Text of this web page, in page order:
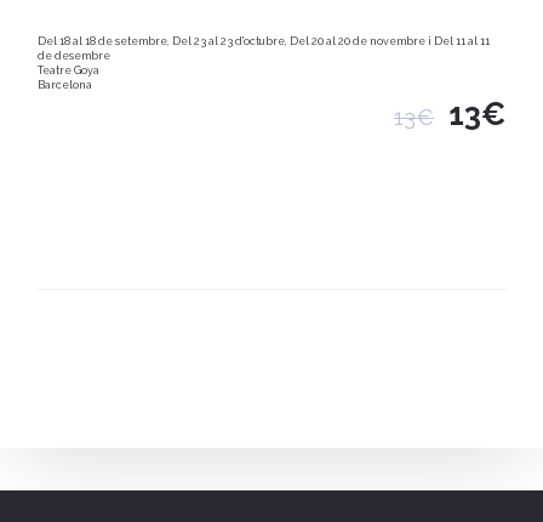
Del 18 al 18 de setembre, Del 23 al 23 d'octubre, Del 20 al 20 de novembre i Del 11 al 11
de desembre
Teatre Goya
Barcelona
13€ 13€